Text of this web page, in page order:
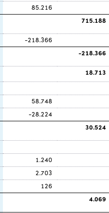
85.216
715.188
-218.366
-218.366
18.713
58.748
-28.224
30.524
1.240
2.703
126
4.069